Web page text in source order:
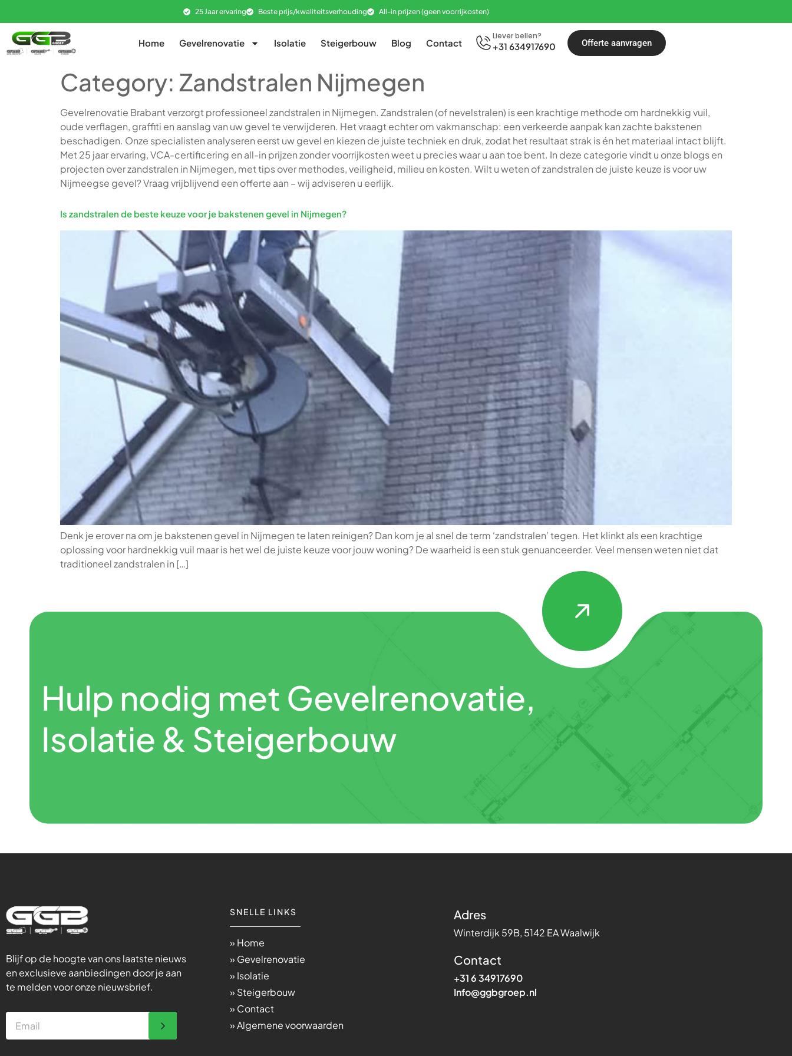
25 Jaar ervaring Beste prijs/kwaliteitsverhouding All-in prijzen (geen voorrijkosten)
Home Gevelrenovatie Isolatie Steigerbouw Blog Contact
Liever bellen?
+31 634917690 Offerte aanvragen
Category: Zandstralen Nijmegen
Gevelrenovatie Brabant verzorgt professioneel zandstralen in Nijmegen. Zandstralen (of nevelstralen) is een krachtige methode om hardnekkig vuil,
oude verflagen, graffiti en aanslag van uw gevel te verwijderen. Het vraagt echter om vakmanschap: een verkeerde aanpak kan zachte bakstenen
beschadigen. Onze specialisten analyseren eerst uw gevel en kiezen de juiste techniek en druk, zodat het resultaat strak is én het materiaal intact blijft.
Met 25 jaar ervaring, VCA-certificering en all-in prijzen zonder voorrijkosten weet u precies waar u aan toe bent. In deze categorie vindt u onze blogs en
projecten over zandstralen in Nijmegen, met tips over methodes, veiligheid, milieu en kosten. Wilt u weten of zandstralen de juiste keuze is voor uw
Nijmeegse gevel? Vraag vrijblijvend een offerte aan – wij adviseren u eerlijk.
Is zandstralen de beste keuze voor je bakstenen gevel in Nijmegen?
Denk je erover na om je bakstenen gevel in Nijmegen te laten reinigen? Dan kom je al snel de term ‘zandstralen’ tegen. Het klinkt als een krachtige
oplossing voor hardnekkig vuil maar is het wel de juiste keuze voor jouw woning? De waarheid is een stuk genuanceerder. Veel mensen weten niet dat
traditioneel zandstralen in […]
Hulp nodig met Gevelrenovatie,
Isolatie & Steigerbouw
Blijf op de hoogte van ons laatste nieuws
en exclusieve aanbiedingen door je aan
te melden voor onze nieuwsbrief.
SNELLE LINKS
» Home
» Gevelrenovatie
» Isolatie
» Steigerbouw
» Contact
» Algemene voorwaarden
Adres
Winterdijk 59B, 5142 EA Waalwijk
Contact
+31 6 34917690
Info@ggbgroep.nl